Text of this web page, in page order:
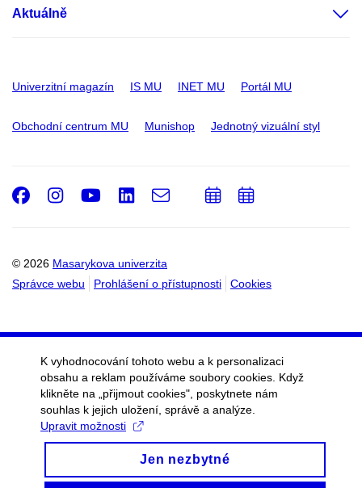
Aktuálně
Univerzitní magazín IS MU INET MU Portál MU
Obchodní centrum MU Munishop Jednotný vizuální styl
© 2026 Masarykova univerzita
Správce webu
Prohlášení o přístupnosti Cookies
Facebook
Instagram
Youtube
LinkedIn
e-
PřidatPřidat
K vyhodnocování tohoto webu a k personalizaci
obsahu a reklam používáme soubory cookies. Když
klikněte na „přijmout cookies", poskytnete nám
souhlas k jejich uložení, správě a analýze.
Upravit možnosti
Jen nezbytné